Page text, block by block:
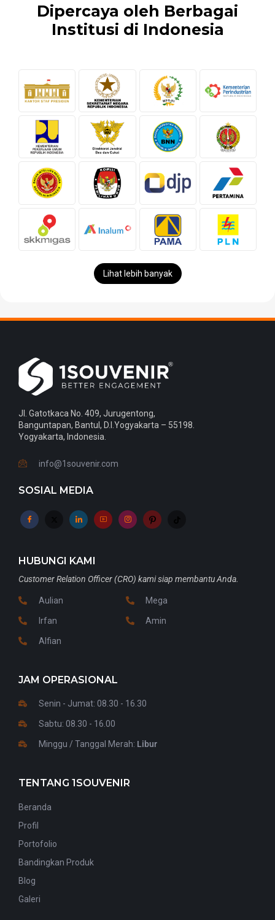
Dipercaya oleh Berbagai
Institusi di Indonesia
Lihat lebih banyak
Jl. Gatotkaca No. 409, Jurugentong,
Banguntapan, Bantul, D.I.Yogyakarta – 55198.
Yogyakarta, Indonesia.
info@1souvenir.com
SOSIAL MEDIA
HUBUNGI KAMI
Customer Relation Officer (CRO) kami siap membantu Anda.
Aulian
Irfan
Alfian
Mega
Amin
JAM OPERASIONAL
Senin - Jumat: 08.30 - 16.30
Sabtu: 08.30 - 16.00
Minggu / Tanggal Merah: Libur
TENTANG 1SOUVENIR
Beranda
Profil
Portofolio
Bandingkan Produk
Blog
Galeri